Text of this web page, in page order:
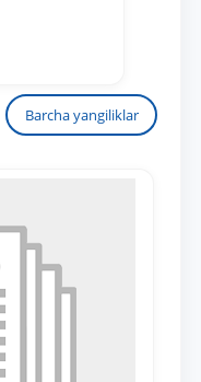
Barcha yangiliklar